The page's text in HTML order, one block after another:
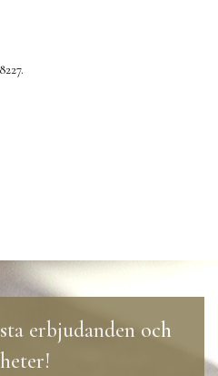
erbjudanden och